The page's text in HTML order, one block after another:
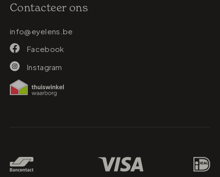
Contacteer ons
info@eyelens.be
Facebook
Instagram